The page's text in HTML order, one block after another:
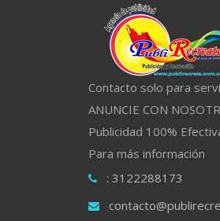
Contacto solo para
ANUNCIE CON
Publicidad 100%
Para más información
: 3122288173